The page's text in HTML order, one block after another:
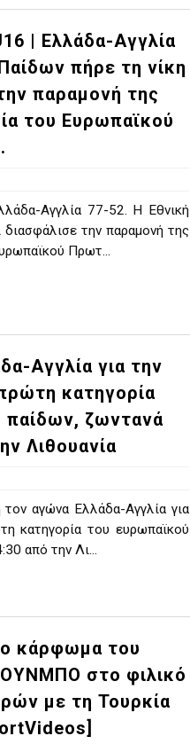
| Ελλάδα-Αγγλία
πήρε τη νίκη
παραμονή της
του Ευρωπαϊκού
Αγγλία 77-52. Η Εθνική
διασφάλισε την παραμονή της
Πρωτ...
Αγγλία για την
κατηγορία
παίδων, ζωντανά
Λιθουανία
αγώνα Ελλάδα-Αγγλία για
κατηγορία του ευρωπαϊκού
από την Λι...
κάρφωμα του
στο φιλικό
με τη Τουρκία